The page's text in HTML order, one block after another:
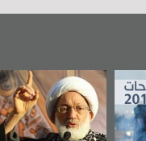
عاشوراء البحرين...
ويكيليكس السفارة
الأمريكية